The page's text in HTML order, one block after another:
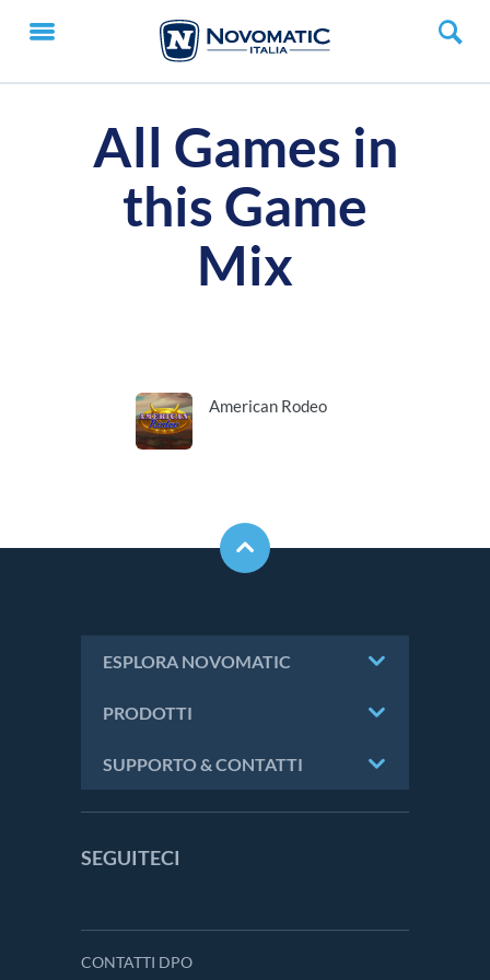
All Games in
this Game
Mix
American Rodeo
ESPLORA NOVOMATIC
PRODOTTI
SUPPORTO & CONTATTI
SEGUITECI
CONTATTI DPO